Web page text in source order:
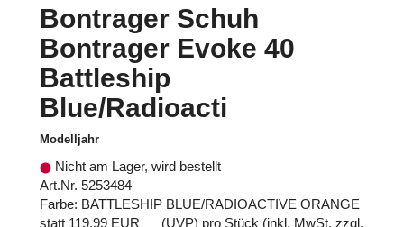
Bontrager Schuh
Bontrager Evoke 40
Battleship
Blue/Radioacti
Modelljahr
Nicht am Lager, wird bestellt
Art.Nr. 5253484
Farbe: BATTLESHIP BLUE/RADIOACTIVE ORANGE
statt 119,99 EUR (UVP) pro Stück (inkl. MwSt. zzgl.